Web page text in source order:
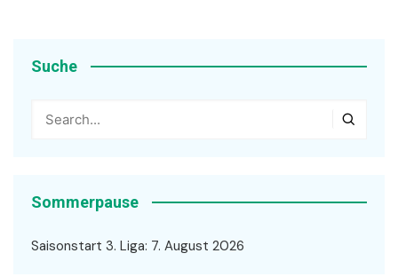
Suche
Sommerpause
Saisonstart 3. Liga: 7. August 2026